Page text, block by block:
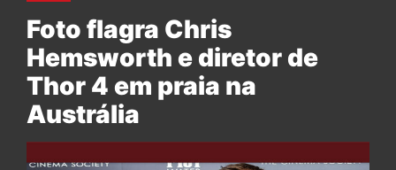
Foto flagra Chris
Hemsworth e diretor de
Thor 4 em praia na
Austrália